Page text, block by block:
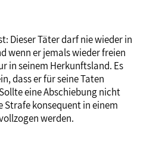
Dieser Täter darf nie wieder in
wenn er jemals wieder freien
in seinem Herkunftsland. Es
dass er für seine Taten
eine Abschiebung nicht
Strafe konsequent in einem
werden.